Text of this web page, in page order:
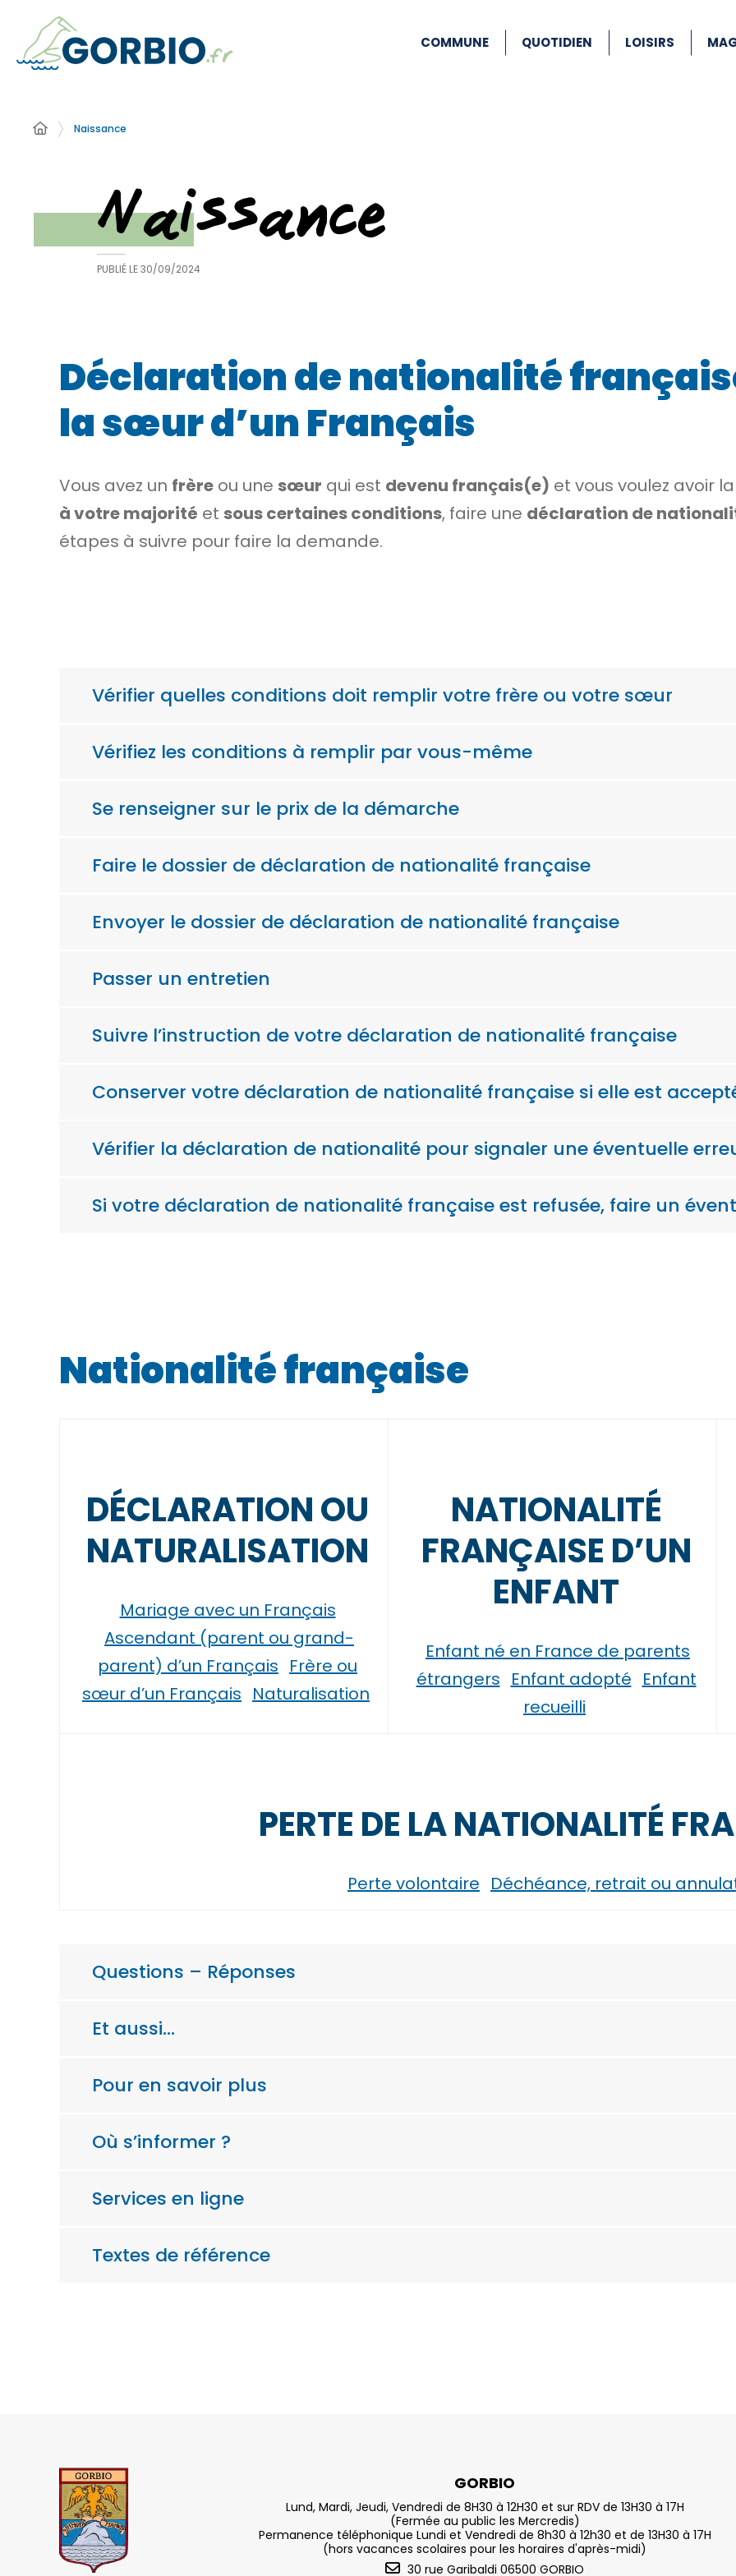
COMMUNE QUOTIDIEN LOISIRS
Naissance
Naissance
PUBLIÉ LE30/09/2024
Déclaration de nationalité
la sœur d’un Français
Vous avez un frère ou une sœur qui est devenu français(e) et vous voulez avoir
à votre majorité et sous certaines conditions, faire une déclaration de
étapes à suivre pour faire la demande.
Vérifier quelles conditions doit remplir votre frère ou votre sœur
Vérifiez les conditions à remplir par vous-même
Se renseigner sur le prix de la démarche
Faire le dossier de déclaration de nationalité française
Envoyer le dossier de déclaration de nationalité française
Passer un entretien
Suivre l’instruction de votre déclaration de nationalité française
Conserver votre déclaration de nationalité française si elle est
Vérifier la déclaration de nationalité pour signaler une éventuelle
Si votre déclaration de nationalité française est refusée, faire un
Nationalité française
DÉCLARATION OU
NATURALISATION
Mariage avec un Français
Ascendant (parent ou grand-
parent) d’un Français Frère ou
sœur d’un Français Naturalisation
NATIONALITÉ
FRANÇAISE D’UN
ENFANT
Enfant né en France de parents
étrangers Enfant adopté Enfant
recueilli
PERTE DE LA NATIONALITÉ
Perte volontaire Déchéance, retrait ou
Questions – Réponses
Et aussi…
Pour en savoir plus
Où s’informer ?
Services en ligne
Textes de référence
GORBIO
Lund, Mardi, Jeudi, Vendredi de 8H30 à 12H30 et sur RDV de 13H30 à 17H
(Fermée au public les Mercredis)
Permanence téléphonique Lundi et Vendredi de 8h30 à 12h30 et de 13H30 à 17H
(hors vacances scolaires pour les horaires d'après-midi)
30 rue Garibaldi 06500 GORBIO